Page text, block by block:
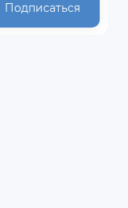
Подписаться